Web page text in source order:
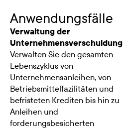
Anwendungsfälle
Verwaltung der
Unternehmensverschuldung
Verwalten Sie den gesamten
Lebenszyklus von
Unternehmensanleihen, von
Betriebsmittelfazilitäten und
befristeten Krediten bis hin zu
Anleihen und
forderungsbesicherten